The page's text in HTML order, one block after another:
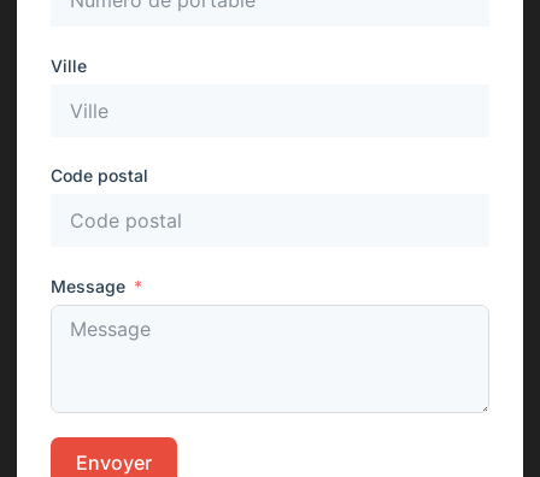
Ville
Code postal
Message
Envoyer